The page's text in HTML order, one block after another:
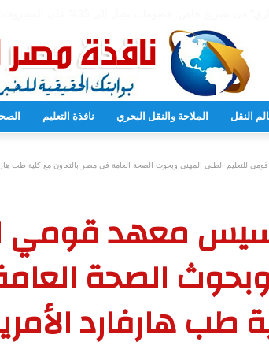
النقل الملاحة والنقل البحري نافذة التعليم
للتعليم الطبي المهني وبحوث الصحة العامة في مصر بالتعاون مع كلية طب
معهد قومي
الصحة
طب هارفارد